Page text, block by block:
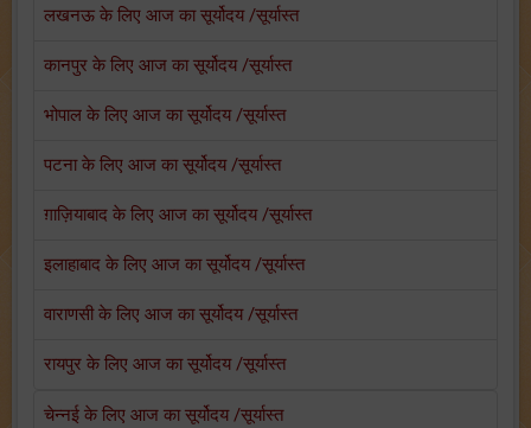
लखनऊ के लिए आज का सूर्योदय /सूर्यास्त
कानपुर के लिए आज का सूर्योदय /सूर्यास्त
भोपाल के लिए आज का सूर्योदय /सूर्यास्त
पटना के लिए आज का सूर्योदय /सूर्यास्त
ग़ाज़ियाबाद के लिए आज का सूर्योदय /सूर्यास्त
इलाहाबाद के लिए आज का सूर्योदय /सूर्यास्त
वाराणसी के लिए आज का सूर्योदय /सूर्यास्त
रायपुर के लिए आज का सूर्योदय /सूर्यास्त
चेन्नई के लिए आज का सूर्योदय /सूर्यास्त